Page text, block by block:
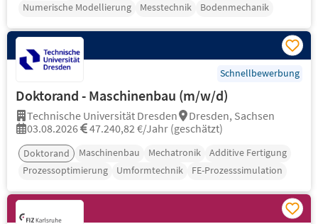
Numerische Modellierung
Messtechnik Bodenmechanik
Schnellbewerbung
Doktorand - Maschinenbau (m/w/d)
Technische Universität Dresden
Dresden, Sachsen
03.08.2026
47.240,82 €/Jahr (geschätzt)
Doktorand Maschinenbau Mechatronik
Additive Fertigung
Prozessoptimierung
Umformtechnik FE-Prozesssimulation